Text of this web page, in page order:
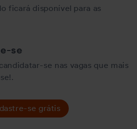
ficará disponível para as
se
se nas vagas que mais
se grátis